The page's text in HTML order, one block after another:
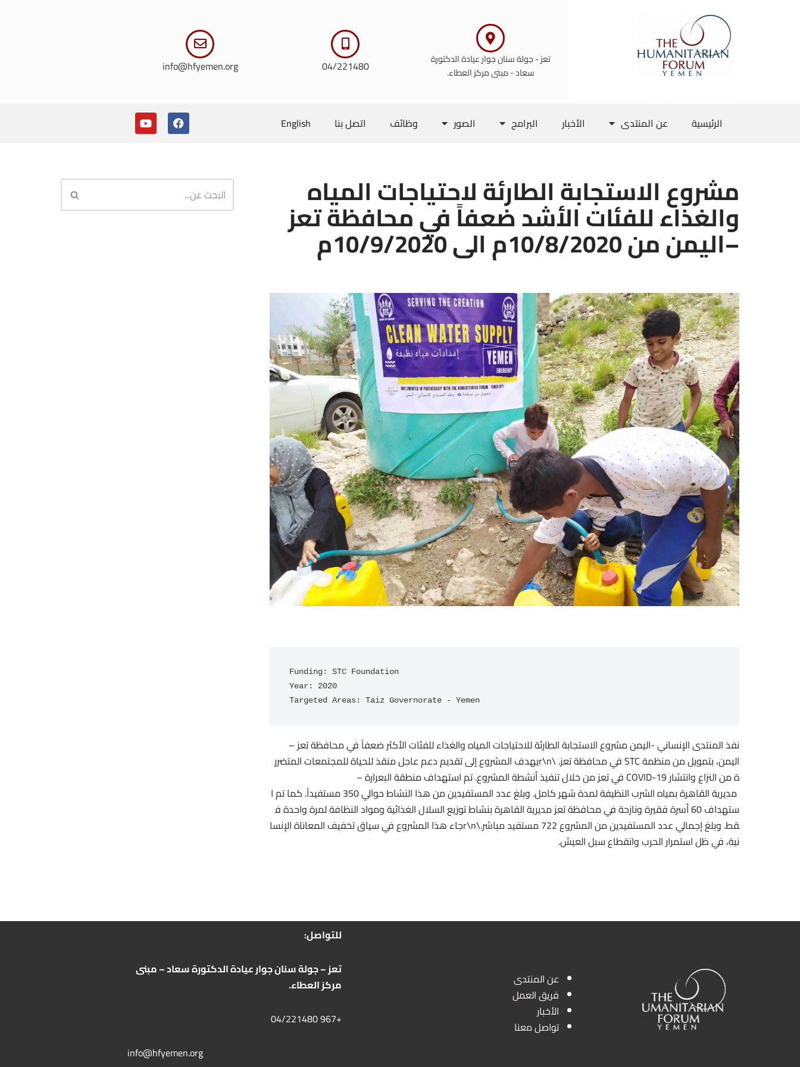
تعز - جولة سنان جوار عيادة الدكتورة
سعاد - مبنى مركز العطاء.
04/221480
info@hfyemen.org
الرئيسية عن المنتدى الأخبار البرامج الصور وظائف اتصل بنا English
مشروع الاستجابة الطارئة لاحتياجات المياه
والغذاء للفئات الأشد ضعفاً في محافظة تعز
–اليمن من 10/8/2020م الى 10/9/2020م
Funding: STC Foundation
Year: 2020
Targeted Areas: Taiz Governorate - Yemen
نفذ المنتدى الإنساني -اليمن مشروع الاستجابة الطارئة للاحتياجات المياه والغذاء للفئات الأكثر ضعفاً في محافظة تعز –
اليمن، بتمويل من منظمة STC في محافظة تعز. \r\nيهدف المشروع إلى تقديم دعم عاجل منقذ للحياة للمجتمعات المتضرر
ة من النزاع وانتشار COVID-19 في تعز من خلال تنفيذ أنشطة المشروع. تم استهداف منطقة البعرارة –
مديرية القاهرة بمياه الشرب النظيفة لمدة شهر كامل. وبلغ عدد المستفيدين من هذا النشاط حوالي 350 مستفيداً. كما تم ا
ستهداف 60 أسرة فقيرة ونازحة في محافظة تعز مديرية القاهرة بنشاط توزيع السلال الغذائية ومواد النظافة لمرة واحدة ف
قط. وبلغ إجمالي عدد المستفيدين من المشروع 722 مستفيد مباشر.\r\nجاء هذا المشروع في سياق تخفيف المعاناة الإنسا
نية، في ظل استمرار الحرب وانقطاع سبل العيش.
عن المنتدى
فريق العمل
الأخبار
تواصل معنا
للتواصل:
تعز – جولة سنان جوار عيادة الدكتورة سعاد – مبنى
مركز العطاء.
+967 04/221480
info@hfyemen.org